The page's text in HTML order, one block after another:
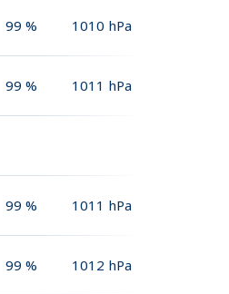
99 % 1010 hPa
99 % 1011 hPa
99 % 1011 hPa
99 % 1012 hPa